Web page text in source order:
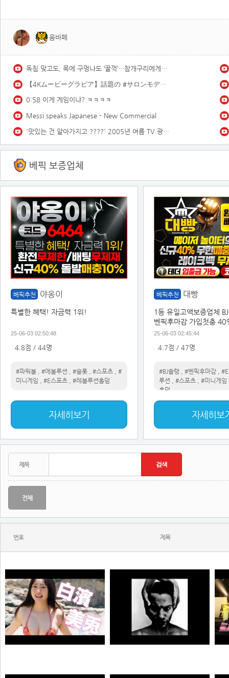
음바페
독침 맞고도, 목에 구멍나도 ‘꿀꺽’…참개구리에게는 말벌도 한끼 식사 ｜지금 이 장면
【4Kムービーグラビア】話題の #サロンモデル #緑川春菜 ちゃんが、2度目の登場にして初表紙！前回に引き続き、水着は一切ナシで、洋服グラビアの可能性に挑戦した撮影に最高画質で没入密着！【メイキング】
0:58 이게 게임이냐? ㅋㅋㅋㅋ
Messi speaks Japanese - New Commercial
'맛있는 건 알아가지고 ????' 2005년 여름 TV 광고 모음 | 옛날티브이 옛날광고 추억의광고
베픽 보증업체
베픽추천 야옹이
특별한 혜택! 자금력 1위!
25-06-03 02:50:48
4.8점 / 44명
#파워볼 #에볼루션 #슬롯 #스포츠
#
미니게임
#E스포츠 #레볼루션홀덤
자세히보기
베픽추천 대빵
1등 유일고액보증업체
벤픽후마감 가입첫충
벤트
25-06-03 02:45:44
4.7점 / 47명
#BJ솔랭 #벤픽후마감
루션
#스포츠 #미니게임
홀덤
자세히보
전체
번호 제목